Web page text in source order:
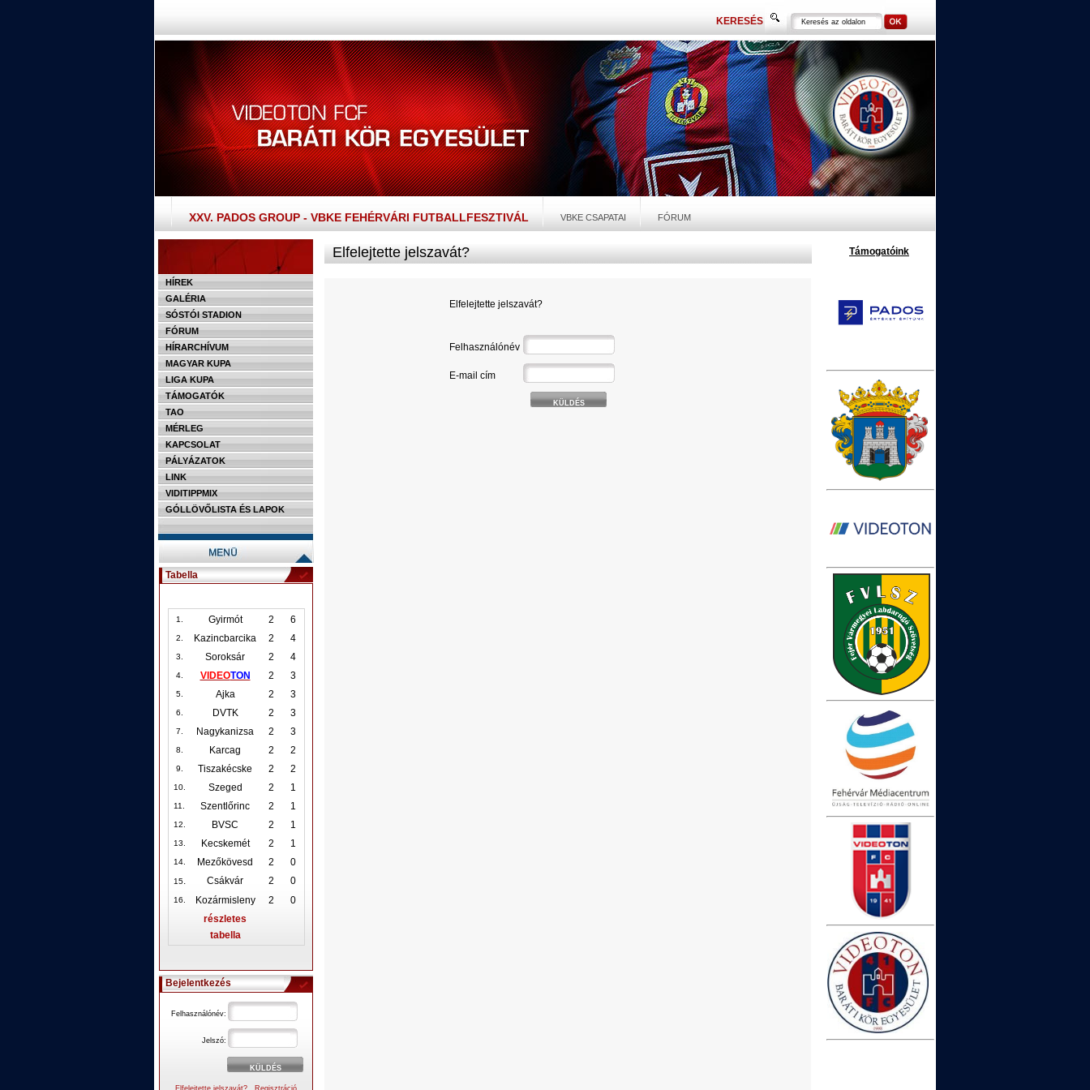
KERESÉS
XXV. PADOS GROUP - VBKE FEHÉRVÁRI FUTBALLFESZTIVÁL VBKE CSAPATAI FÓRUM
HÍREK
GALÉRIA
SÓSTÓI STADION
FÓRUM
HÍRARCHÍVUM
MAGYAR KUPA
LIGA KUPA
TÁMOGATÓK
TAO
MÉRLEG
KAPCSOLAT
PÁLYÁZATOK
LINK
VIDITIPPMIX
GÓLLÖVŐLISTA ÉS LAPOK
Tabella
1. Gyirmót 2 6
2. Kazincbarcika 2 4
3. Soroksár 2 4
4. VIDEOTON 2 3
5. Ajka 2 3
6. DVTK 2 3
7. Nagykanizsa 2 3
8. Karcag 2 2
9. Tiszakécske 2 2
10. Szeged 2 1
11. Szentlőrinc 2 1
12. BVSC 2 1
13. Kecskemét 2 1
14. Mezőkövesd 2 0
15. Csákvár 2 0
16. Kozármisleny 2
0
részletes
tabella
Bejelentkezés
Felhasználónév:
Jelszó:
Elfelejtette jelszavát? Regisztráció
Elfelejtette jelszavát?
Elfelejtette jelszavát?
Felhasználónév
E-mail cím
Támogatóink